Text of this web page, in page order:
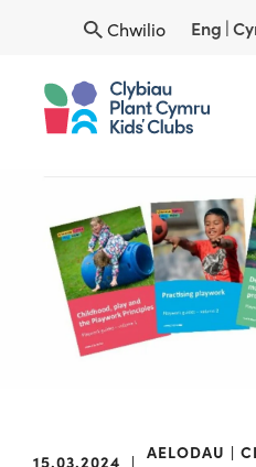
Chwilio Eng |
15.03.2024 | AELODAU